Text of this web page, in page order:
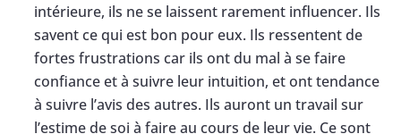
intérieure, ils ne se laissent rarement influencer. Ils
savent ce qui est bon pour eux. Ils ressentent de
fortes frustrations car ils ont du mal à se faire
confiance et à suivre leur intuition, et ont tendance
à suivre l’avis des autres. Ils auront un travail sur
l’estime de soi à faire au cours de leur vie. Ce sont